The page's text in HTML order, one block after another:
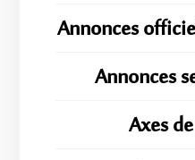
Annonces
Annonces
Axes